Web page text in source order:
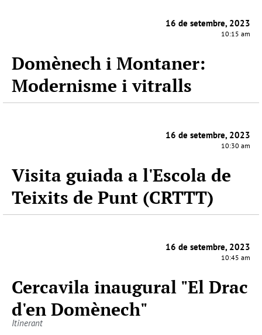
16 de setembre, 2023
10:15 am
Domènech i Montaner:
Modernisme i vitralls
16 de setembre, 2023
10:30 am
Visita guiada a l'Escola de
Teixits de Punt (CRTTT)
16 de setembre, 2023
10:45 am
Cercavila inaugural "El Drac
d'en Domènech"
Itinerant